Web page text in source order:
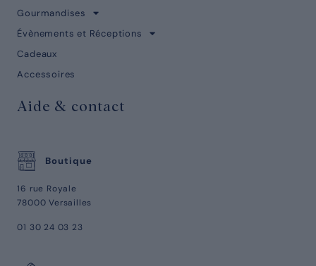
Gourmandises
Évènements et Réceptions
Cadeaux
Accessoires
Aide & contact
Boutique
16 rue Royale
78000 Versailles
01 30 24 03 23